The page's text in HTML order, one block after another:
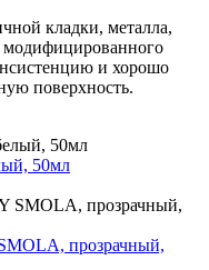
кладки, металла,
модифицированного
и хорошо
поверхность.
50мл
прозрачный,